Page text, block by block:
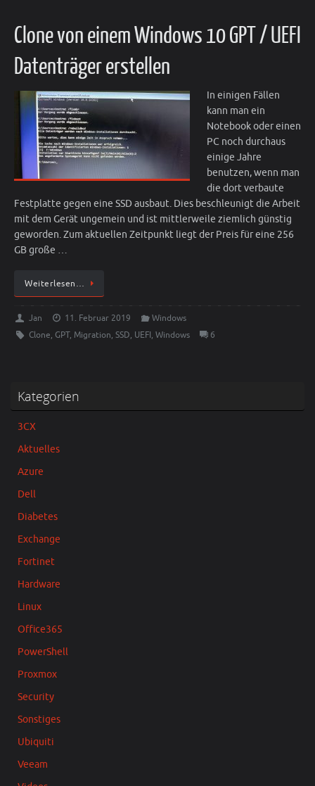
Clone von einem Windows 10 GPT / UEFI
Datenträger erstellen
In einigen Fällen
kann man ein
Notebook oder einen
PC noch durchaus
einige Jahre
benutzen, wenn man
die dort verbaute
Festplatte gegen eine SSD ausbaut. Dies beschleunigt die Arbeit
mit dem Gerät ungemein und ist mittlerweile ziemlich günstig
geworden. Zum aktuellen Zeitpunkt liegt der Preis für eine 256
GB große …
Weiterlesen…
Jan 11. Februar 2019
Windows
Clone, GPT, Migration, SSD, UEFI, Windows 6
Kategorien
3CX
Aktuelles
Azure
Dell
Diabetes
Exchange
Fortinet
Hardware
Linux
Office365
PowerShell
Proxmox
Security
Sonstiges
Ubiquiti
Veeam